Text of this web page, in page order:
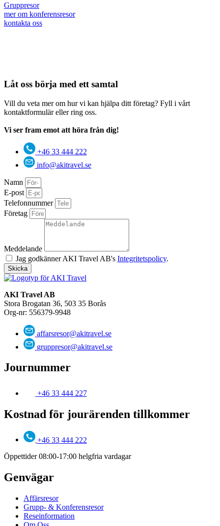
Gruppresor
mer om konferensresor
kontakta oss
Låt oss börja med ett samtal
Vill du veta mer om hur vi kan hjälpa ditt företag? Fyll i vårt
kontaktformulär eller ring oss.
Vi ser fram emot att höra från dig!
+46 33 444 222
info@akitravel.se
Namn
E-post
Telefonnummer
Företag
Meddelande
Jag godkänner AKI Travel AB's Integritetspolicy.
Skicka
AKI Travel AB
Stora Brogatan 36, 503 35 Borås
Org-nr: 556379-9948
affarsresor@akitravel.se
gruppresor@akitravel.se
Journummer
+46 33 444 227
Kostnad för jourärenden tillkommer
+46 33 444 222
Öppettider 08:00-17:00 helgfria vardagar
Genvägar
Affärsresor
Grupp- & Konferensresor
Reseinformation